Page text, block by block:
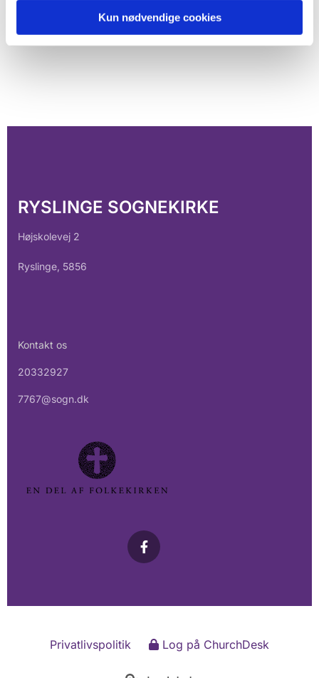
Kun nødvendige cookies
RYSLINGE SOGNEKIRKE
Højskolevej 2
Ryslinge, 5856
Kontakt os
20332927
7767@sogn.dk
Privatlivspolitik Log på ChurchDesk